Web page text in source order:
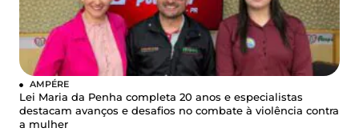
AMPÉRE
Lei Maria da Penha completa 20 anos e especialistas
destacam avanços e desafios no combate à violência contra
a mulher